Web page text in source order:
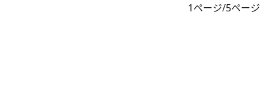
1ページ/5ページ